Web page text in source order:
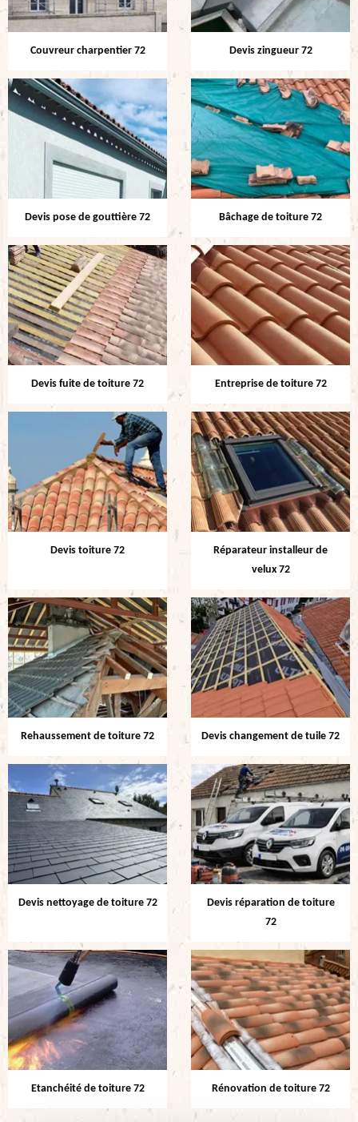
Couvreur charpentier 72 Devis zingueur 72
Devis pose de gouttière 72 Bâchage de toiture 72
Devis fuite de toiture 72 Entreprise de toiture 72
Devis toiture 72
Réparateur installeur de
velux 72
Rehaussement de toiture 72 Devis changement de tuile 72
Devis nettoyage de toiture 72
Devis réparation de toiture
72
Etanchéité de toiture 72 Rénovation de toiture 72